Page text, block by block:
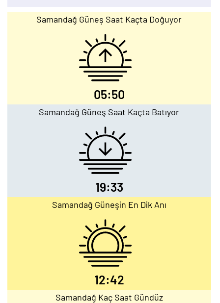
Samandağ Güneş Saat Kaçta Doğuyor
05:50
Samandağ Güneş Saat Kaçta Batıyor
19:33
Samandağ Güneşin En Dik Anı
12:42
Samandağ Kaç Saat Gündüz